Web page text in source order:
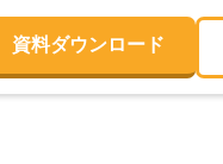
資料ダウンロード